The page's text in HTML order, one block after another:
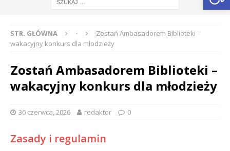
STR. GŁÓWNA -
Zostań Ambasadorem Biblioteki –
wakacyjny konkurs dla młodzieży
Zostań Ambasadorem Biblioteki –
wakacyjny konkurs dla młodzieży
30 czerwca, 2026 redaktor 0
Zasady i regulamin